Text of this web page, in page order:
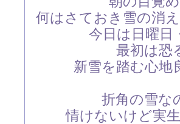
何はさておき雪の消
今日は日曜日
最初は恐
新雪を踏む心地
折角の雪な
情けないけど実